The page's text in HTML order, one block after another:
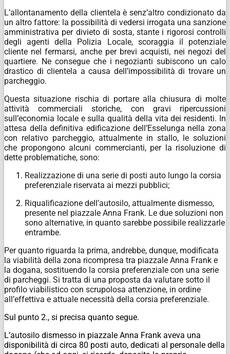
L’allontanamento della clientela è senz’altro condizionato da
un altro fattore: la possibilità di vedersi irrogata una sanzione
amministrativa per divieto di sosta, stante i rigorosi controlli
degli agenti della Polizia Locale, scoraggia il potenziale
cliente nel fermarsi, anche per brevi acquisti, nei negozi del
quartiere. Ne consegue che i negozianti subiscono un calo
drastico di clientela a causa dell’impossibilità di trovare un
parcheggio.
Questa situazione rischia di portare alla chiusura di molte
attività commerciali storiche, con gravi ripercussioni
sull’economia locale e sulla qualità della vita dei residenti. In
attesa della definitiva edificazione dell’Esselunga nella zona
con relativo parcheggio, attualmente in stallo, le soluzioni
che propongono alcuni commercianti, per la risoluzione di
dette problematiche, sono:
Realizzazione di una serie di posti auto lungo la corsia
preferenziale riservata ai mezzi pubblici;
Riqualificazione dell’autosilo, attualmente dismesso,
presente nel piazzale Anna Frank. Le due soluzioni non
sono alternative, in quanto sarebbe possibile realizzarle
entrambe.
Per quanto riguarda la prima, andrebbe, dunque, modificata
la viabilità della zona ricompresa tra piazzale Anna Frank e
la dogana, sostituendo la corsia preferenziale con una serie
di parcheggi. Si tratta di una proposta da valutare sotto il
profilo viabilistico con scrupolosa attenzione, in ordine
all’effettiva e attuale necessità della corsia preferenziale.
Sul punto 2., si precisa quanto segue.
L’autosilo dismesso in piazzale Anna Frank aveva una
disponibilità di circa 80 posti auto, dedicati al personale della